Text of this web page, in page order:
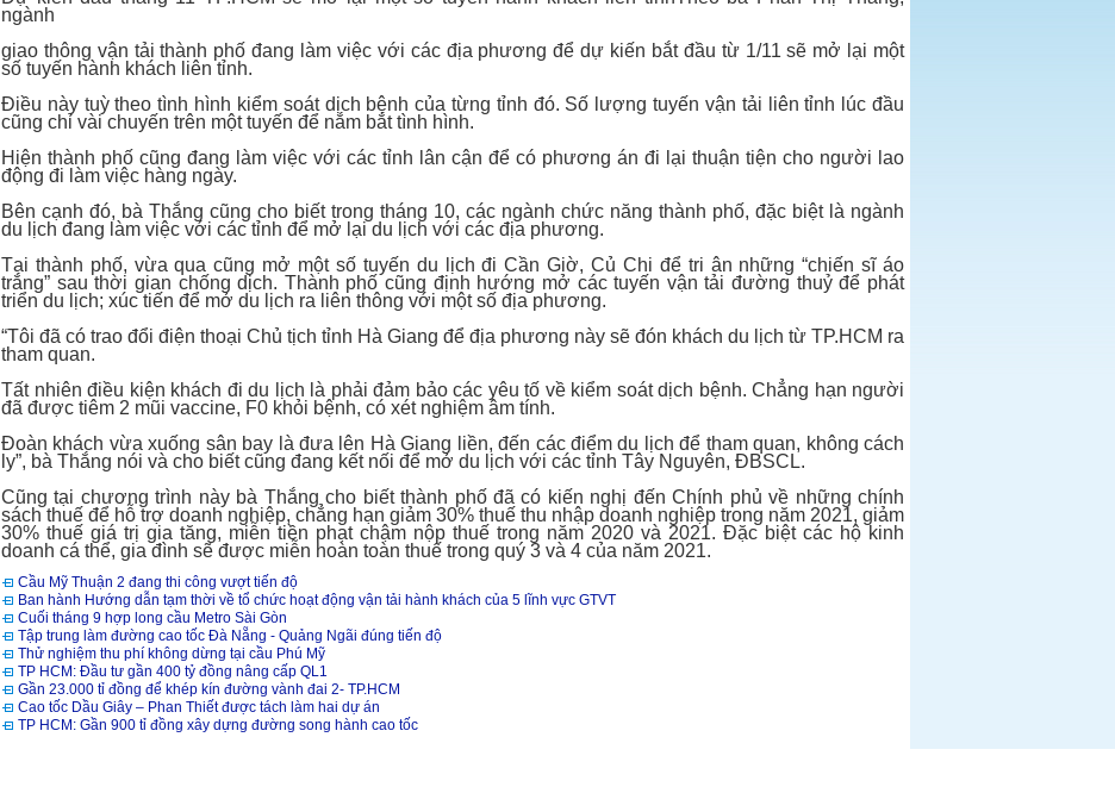
ngành
giao thông vận tải thành phố đang làm việc với các địa phương để dự kiến bắt đầu từ 1/11 sẽ mở lại một
số tuyến hành khách liên tỉnh.
Điều này tuỳ theo tình hình kiểm soát dịch bệnh của từng tỉnh đó. Số lượng tuyến vận tải liên tỉnh lúc đầu
cũng chỉ vài chuyến trên một tuyến để nắm bắt tình hình.
Hiện thành phố cũng đang làm việc với các tỉnh lân cận để có phương án đi lại thuận tiện cho người lao
động đi làm việc hàng ngày.
Bên cạnh đó, bà Thắng cũng cho biết trong tháng 10, các ngành chức năng thành phố, đặc biệt là ngành
du lịch đang làm việc với các tỉnh để mở lại du lịch với các địa phương.
Tại thành phố, vừa qua cũng mở một số tuyến du lịch đi Cần Giờ, Củ Chi để tri ân những “chiến sĩ áo
trắng” sau thời gian chống dịch. Thành phố cũng định hướng mở các tuyến vận tải đường thuỷ để phát
triển du lịch; xúc tiến để mở du lịch ra liên thông với một số địa phương.
“Tôi đã có trao đổi điện thoại Chủ tịch tỉnh Hà Giang để địa phương này sẽ đón khách du lịch từ TP.HCM ra
tham quan.
Tất nhiên điều kiện khách đi du lịch là phải đảm bảo các yêu tố về kiểm soát dịch bệnh. Chẳng hạn người
đã được tiêm 2 mũi vaccine, F0 khỏi bệnh, có xét nghiệm âm tính.
Đoàn khách vừa xuống sân bay là đưa lên Hà Giang liền, đến các điểm du lịch để tham quan, không cách
ly”, bà Thắng nói và cho biết cũng đang kết nối để mở du lịch với các tỉnh Tây Nguyên, ĐBSCL.
Cũng tại chương trình này bà Thắng cho biết thành phố đã có kiến nghị đến Chính phủ về những chính
sách thuế để hỗ trợ doanh nghiệp, chẳng hạn giảm 30% thuế thu nhập doanh nghiệp trong năm 2021, giảm
30% thuế giá trị gia tăng, miễn tiền phạt chậm nộp thuế trong năm 2020 và 2021. Đặc biệt các hộ kinh
doanh cá thể, gia đình sẽ được miễn hoàn toàn thuế trong quý 3 và 4 của năm 2021.
Cầu Mỹ Thuận 2 đang thi công vượt tiến độ
Ban hành Hướng dẫn tạm thời về tổ chức hoạt động vận tải hành khách của 5 lĩnh vực GTVT
Cuối tháng 9 hợp long cầu Metro Sài Gòn
Tập trung làm đường cao tốc Đà Nẵng - Quảng Ngãi đúng tiến độ
Thử nghiệm thu phí không dừng tại cầu Phú Mỹ
TP HCM: Đầu tư gần 400 tỷ đồng nâng cấp QL1
Gần 23.000 tỉ đồng để khép kín đường vành đai 2- TP.HCM
Cao tốc Dầu Giây – Phan Thiết được tách làm hai dự án
TP HCM: Gần 900 tỉ đồng xây dựng đường song hành cao tốc